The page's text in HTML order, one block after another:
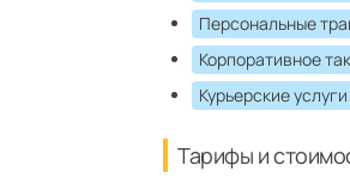
Персональные
Корпоративное
Курьерские услуги
Тарифы и